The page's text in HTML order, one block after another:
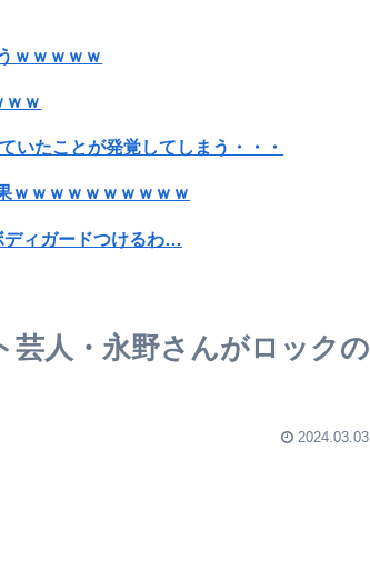
ｗｗｗｗｗ
ｗｗ
いたことが発覚してしまう・・・
ｗｗｗｗｗｗｗｗｗｗ
ディガードつけるわ…
美容にいいんだよね〜」→ 結果…
がらスピーチ
た…整形して人生変わった」⇒！！
芸人・永野さんがロックの
2024.03.03